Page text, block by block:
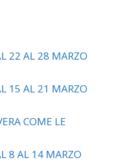
22 AL 28 MARZO
15 AL 21 MARZO
COME LE
8 AL 14 MARZO